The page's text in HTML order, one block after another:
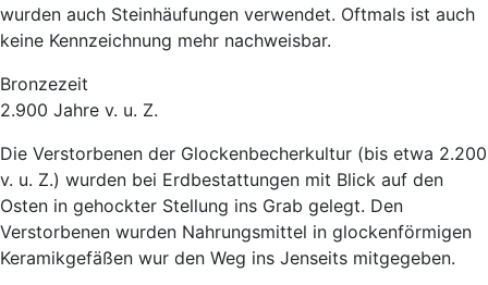
wurden auch Steinhäufungen verwendet. Oftmals ist auch
keine Kennzeichnung mehr nachweisbar.
Bronzezeit
2.900 Jahre v. u. Z.
Die Verstorbenen der Glockenbecherkultur (bis etwa 2.200
v. u. Z.) wurden bei Erdbestattungen mit Blick auf den
Osten in gehockter Stellung ins Grab gelegt. Den
Verstorbenen wurden Nahrungsmittel in glockenförmigen
Keramikgefäßen wur den Weg ins Jenseits mitgegeben.